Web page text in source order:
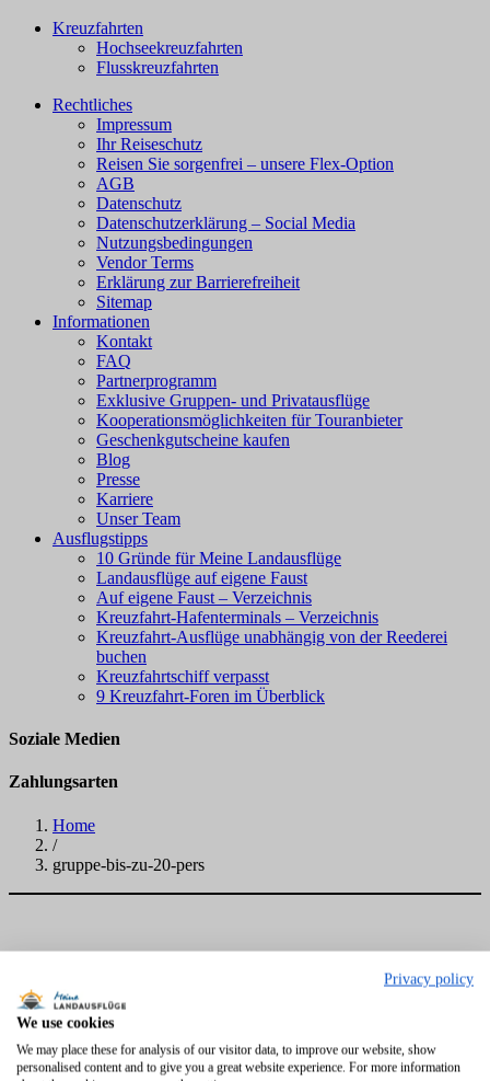
Kreuzfahrten
Hochseekreuzfahrten
Flusskreuzfahrten
Rechtliches
Impressum
Ihr Reiseschutz
Reisen Sie sorgenfrei – unsere Flex-Option
AGB
Datenschutz
Datenschutzerklärung – Social Media
Nutzungsbedingungen
Vendor Terms
Erklärung zur Barrierefreiheit
Sitemap
Informationen
Kontakt
FAQ
Partnerprogramm
Exklusive Gruppen- und Privatausflüge
Kooperationsmöglichkeiten für Touranbieter
Geschenkgutscheine kaufen
Blog
Presse
Karriere
Unser Team
Ausflugstipps
10 Gründe für Meine Landausflüge
Landausflüge auf eigene Faust
Auf eigene Faust – Verzeichnis
Kreuzfahrt-Hafenterminals – Verzeichnis
Kreuzfahrt-Ausflüge unabhängig von der Reederei
buchen
Kreuzfahrtschiff verpasst
9 Kreuzfahrt-Foren im Überblick
Soziale Medien
Zahlungsarten
Home
/
gruppe-bis-zu-20-pers
Privacy policy
We use cookies
We may place these for analysis of our visitor data, to improve our website, show
personalised content and to give you a great website experience. For more information